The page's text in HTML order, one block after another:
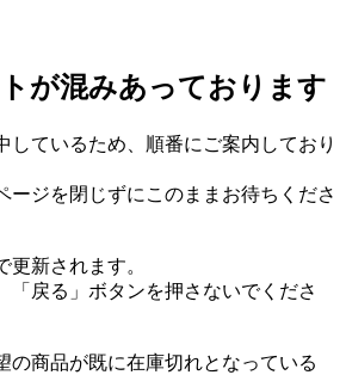
が混みあっております
しているため、順番にご案内しており
ージを閉じずにこのままお待ちくださ
新されます。
「戻る」ボタンを押さないでくださ
の商品が既に在庫切れとなっている